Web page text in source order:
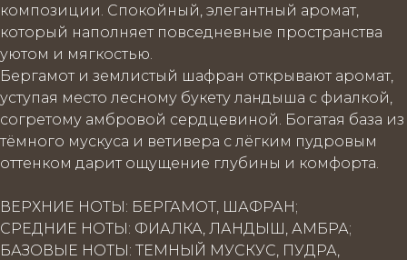
композиции. Спокойный, элегантный аромат,
который наполняет повседневные пространства
уютом и мягкостью.
Бергамот и землистый шафран открывают аромат,
уступая место лесному букету ландыша с фиалкой,
согретому амбровой сердцевиной. Богатая база из
тёмного мускуса и ветивера с лёгким пудровым
оттенком дарит ощущение глубины и комфорта.
ВЕРХНИЕ НОТЫ: БЕРГАМОТ, ШАФРАН;
СРЕДНИЕ НОТЫ: ФИАЛКА, ЛАНДЫШ, АМБРА;
БАЗОВЫЕ НОТЫ: ТЕМНЫЙ МУСКУС, ПУДРА,